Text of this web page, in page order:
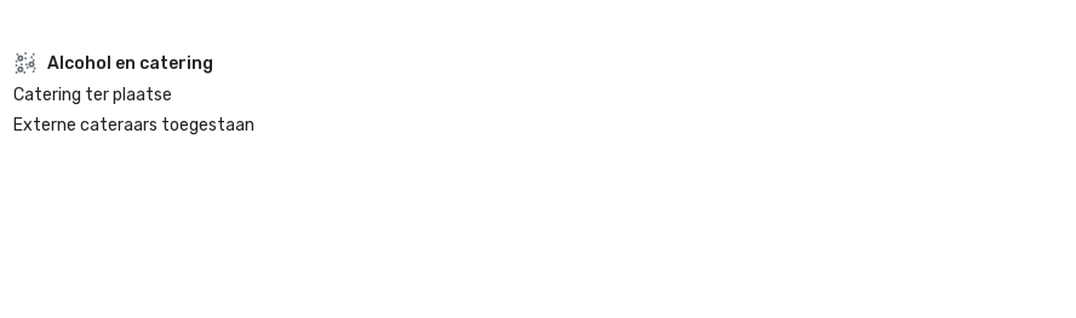
Alcohol en catering
Catering ter plaatse
Externe cateraars toegestaan